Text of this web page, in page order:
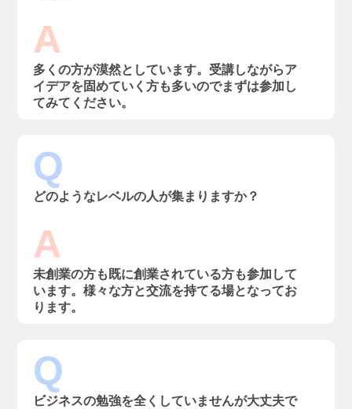
A
多くの方が漠然としています。受講しながらア
イデアを固めていく方も多いのでまずは参加し
てみてください。
Q
どのようなレベルの人が集まりますか？
A
未創業の方も既に創業されている方も参加して
います。様々な方と交流を持てる場となってお
ります。
Q
ビジネスの勉強を全くしていませんが大丈夫で